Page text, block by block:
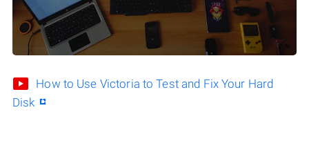
How to Use Victoria to Test and Fix Your Hard
Disk